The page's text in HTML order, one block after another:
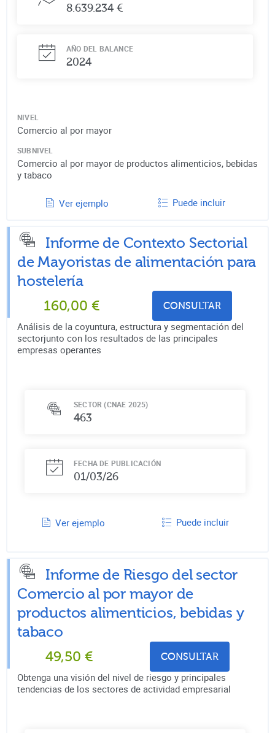
8.639.234 €
AÑO DEL BALANCE
2024
NIVEL
Comercio al por mayor
SUBNIVEL
Comercio al por mayor de productos alimenticios, bebidas
y tabaco
Ver ejemplo Puede incluir
Informe de Contexto Sectorial
de Mayoristas de alimentación para
hostelería
160,00 € CONSULTAR
Análisis de la coyuntura, estructura y segmentación del
sectorjunto con los resultados de las principales
empresas operantes
SECTOR (CNAE 2025)
463
FECHA DE PUBLICACIÓN
01/03/26
Ver ejemplo Puede incluir
Informe de Riesgo del sector
Comercio al por mayor de
productos alimenticios, bebidas y
tabaco
49,50 € CONSULTAR
Obtenga una visión del nivel de riesgo y principales
tendencias de los sectores de actividad empresarial